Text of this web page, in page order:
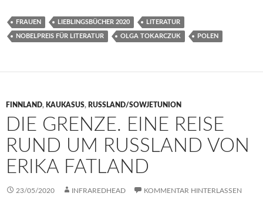
FRAUEN LIEBLINGSBÜCHER 2020 LITERATUR
NOBELPREIS FÜR LITERATUR OLGA TOKARCZUK POLEN
FINNLAND, KAUKASUS, RUSSLAND/SOWJETUNION
DIE GRENZE. EINE REISE
RUND UM RUSSLAND VON
ERIKA FATLAND
23/05/2020 INFRAREDHEAD KOMMENTAR HINTERLASSEN